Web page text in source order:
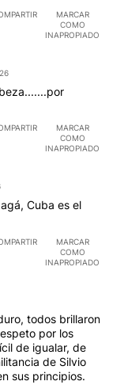
MARCAR
COMO
INAPROPIADO
MARCAR
COMO
INAPROPIADO
Cuba es el
MARCAR
COMO
INAPROPIADO
todos brillaron
por los
de igualar, de
de Silvio
sus principios.